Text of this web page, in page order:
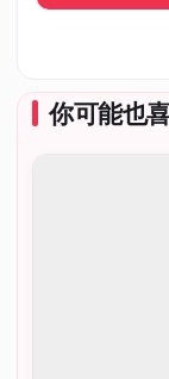
你可能也